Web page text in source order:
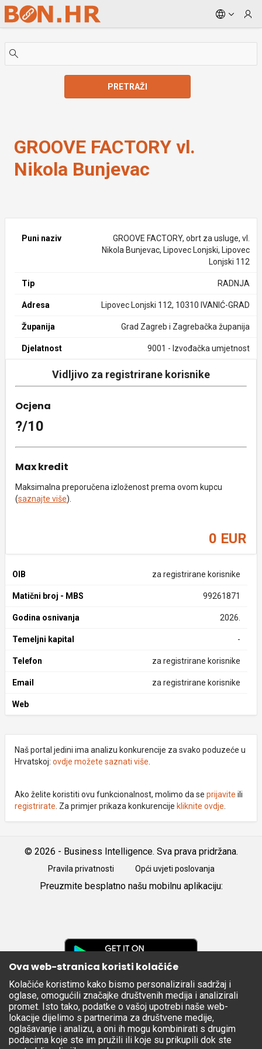
Skip to Main Content
PRETRAŽI
GROOVE FACTORY vl.
Nikola Bunjevac
Puni naziv
GROOVE FACTORY, obrt za usluge, vl.
Nikola Bunjevac, Lipovec Lonjski, Lipovec
Lonjski 112
Tip RADNJA
Adresa Lipovec Lonjski 112, 10310 IVANIĆ-GRAD
Županija Grad Zagreb i Zagrebačka županija
Djelatnost 9001 - Izvođačka umjetnost
Vidljivo za registrirane korisnike
Ocjena
?/10
Max kredit
Maksimalna preporučena izloženost prema ovom kupcu
(saznajte više).
0 EUR
OIB za registrirane korisnike
Matični broj - MBS 99261871
Godina osnivanja 2026.
Temeljni kapital -
Telefon za registrirane korisnike
Email za registrirane korisnike
Web
Naš portal jedini ima analizu konkurencije za svako poduzeće u
Hrvatskoj: ovdje možete saznati više
Ako želite koristiti ovu funkcionalnost, molimo da se prijavite ili
registrirate . Za primjer prikaza konkurencije kliknite ovdje
© 2026 - Business Intelligence. Sva prava pridržana.
Pravila privatnosti Opći uvjeti poslovanja
Preuzmite besplatno našu mobilnu aplikaciju:
Apple
Store
Ova web-stranica koristi kolačiće
Kolačiće koristimo kako bismo personalizirali sadržaj i
oglase, omogućili značajke društvenih medija i analizirali
promet. Isto tako, podatke o vašoj upotrebi naše web-
lokacije dijelimo s partnerima za društvene medije,
oglašavanje i analizu, a oni ih mogu kombinirati s drugim
podacima koje ste im pružili ili koje su prikupili dok ste